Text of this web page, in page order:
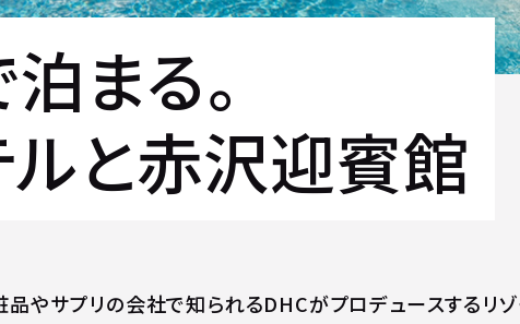
まる。
と赤沢迎賓館
品やサプリの会社で知られるDHCがプロデュースするリゾ